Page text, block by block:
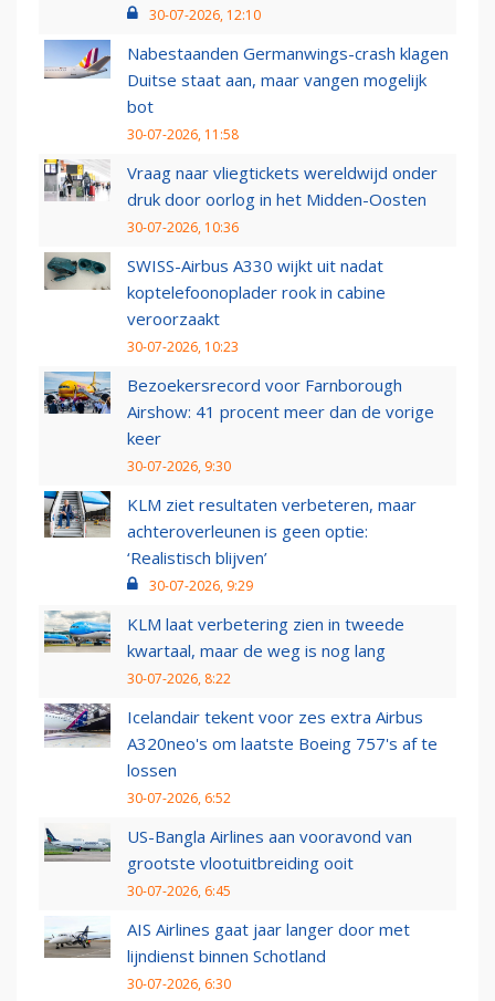
30-07-2026, 12:10
Nabestaanden Germanwings-crash klagen
Duitse staat aan, maar vangen mogelijk
bot
30-07-2026, 11:58
Vraag naar vliegtickets wereldwijd onder
druk door oorlog in het Midden-Oosten
30-07-2026, 10:36
SWISS-Airbus A330 wijkt uit nadat
koptelefoonoplader rook in cabine
veroorzaakt
30-07-2026, 10:23
Bezoekersrecord voor Farnborough
Airshow: 41 procent meer dan de vorige
keer
30-07-2026, 9:30
KLM ziet resultaten verbeteren, maar
achteroverleunen is geen optie:
‘Realistisch blijven’
30-07-2026, 9:29
KLM laat verbetering zien in tweede
kwartaal, maar de weg is nog lang
30-07-2026, 8:22
Icelandair tekent voor zes extra Airbus
A320neo's om laatste Boeing 757's af te
lossen
30-07-2026, 6:52
US-Bangla Airlines aan vooravond van
grootste vlootuitbreiding ooit
30-07-2026, 6:45
AIS Airlines gaat jaar langer door met
lijndienst binnen Schotland
30-07-2026, 6:30